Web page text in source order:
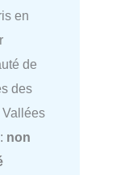
en
de
des
non